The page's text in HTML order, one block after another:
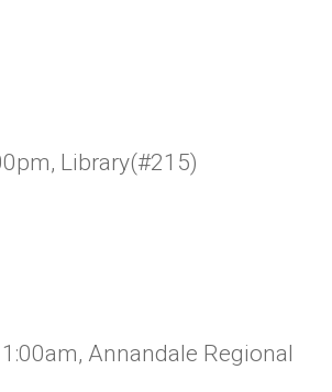
Library(#215)
Annandale Regional